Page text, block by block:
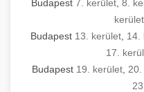
Budapest 7. kerület, 8.
kerület
Budapest 13. kerület 14.
17.
Budapest 19. kerület